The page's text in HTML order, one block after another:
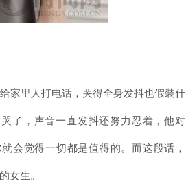
家里人打电话，哭得全身发抖也假装什
了，声音一直发抖还努力忍着，他对
会觉得一切都是值得的。而这段话，
女生。